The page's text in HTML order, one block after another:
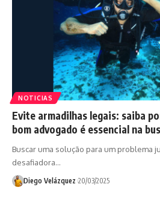
NOTICIAS
Evite armadilhas legais: saiba
bom advogado é essencial na
Buscar uma solução para um problema
desafiadora…
Diego Velázquez 20/03/2025